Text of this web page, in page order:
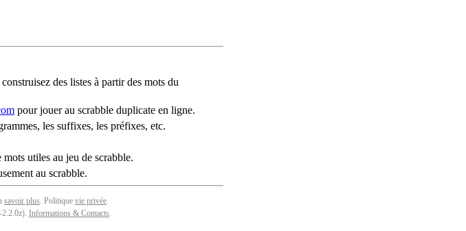
des listes à partir des mots du
pour jouer au scrabble duplicate en ligne.
les suffixes, les préfixes, etc.
mots utiles au jeu de scrabble.
au scrabble.
savoir plus. Politique vie privée.
2.2.0z). Informations & Contacts.